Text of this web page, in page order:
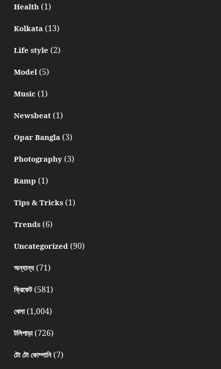
Health(1)
Kolkata(13)
Life style (2)
Model(5)
Music(1)
Newsbeat(1)
Opar Bangla(3)
Photography(3)
Ramp (1)
Tips & Tricks(1)
Trends(6)
Uncategorized(90)
অন্যান্য(71)
ক্রিকেট(581)
খেলা(1,004)
টলিপাড়া(726)
টো টো কোম্পানি(7)